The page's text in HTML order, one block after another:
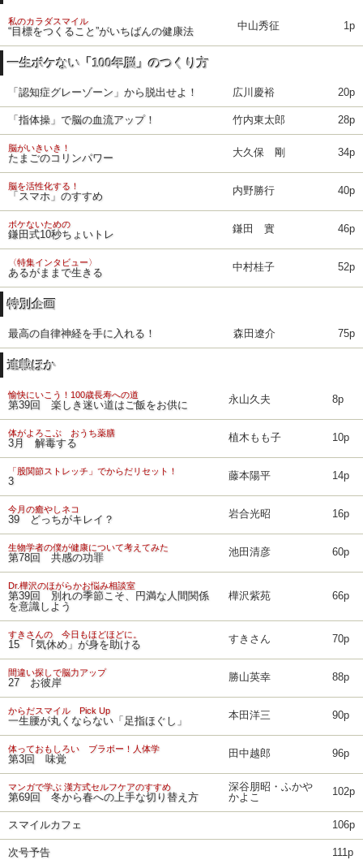
私のカラダスマイル
“目標をつくること”がいちばんの健康法 中山秀征 1p
一生ボケない「100年脳」のつくり方
「認知症グレーゾーン」から脱出せよ！ 広川慶裕 20p
「指体操」で脳の血流アップ！ 竹内東太郎 28p
脳がいきいき！
たまごのコリンパワー 大久保 剛 34p
脳を活性化する！
「スマホ」のすすめ 内野勝行 40p
ボケないための
鎌田式10秒ちょいトレ 鎌田 實 46p
〈特集インタビュー〉
あるがままで生きる 中村桂子 52p
特別企画
最高の自律神経を手に入れる！ 森田遼介 75p
連載ほか
愉快にいこう！100歳長寿への道
第39回 楽しき迷い道はご飯をお供に 永山久夫 8p
体がよろこぶ おうち薬膳
3月 解毒する 植木もも子 10p
「股関節ストレッチ」でからだリセット！
3 藤本陽平 14p
今月の癒やしネコ
39 どっちがキレイ？ 岩合光昭 16p
生物学者の僕が健康について考えてみた
第78回 共感の功罪 池田清彦 60p
Dr.樺沢のほがらかお悩み相談室
第39回 別れの季節こそ、円満な人間関係
を意識しよう
樺沢紫苑 66p
すきさんの 今日もほどほどに。
15 ｢気休め」が身を助ける すきさん 70p
間違い探しで脳力アップ
27 お彼岸 勝山英幸 88p
からだスマイル Pick Up
一生腰が丸くならない「足指ほぐし」 本田洋三 90p
体っておもしろい ブラボー！人体学
第3回 味覚 田中越郎 96p
マンガで学ぶ 漢方式セルフケアのすすめ
第69回 冬から春への上手な切り替え方
深谷朋昭・ふかや
かよこ
102p
スマイルカフェ 106p
次号予告 111p